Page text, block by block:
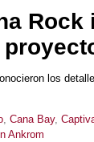
Rock
los
, Cana Bay,
Ankrom